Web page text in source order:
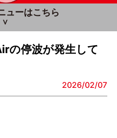
ューはこちら
の停波が発生して
2026/02/07